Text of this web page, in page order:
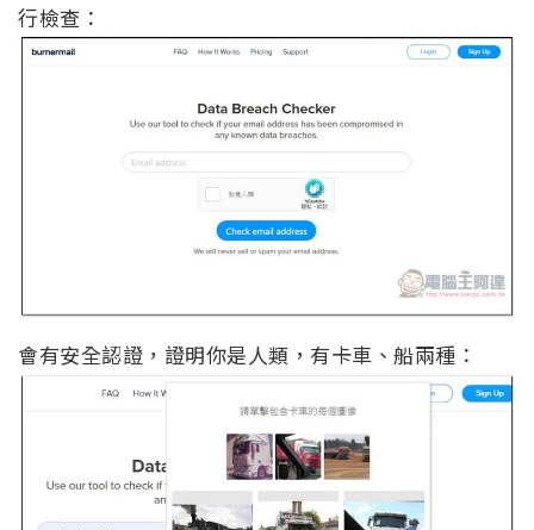
行檢查：
會有安全認證，證明你是人類，有卡車、船兩種：